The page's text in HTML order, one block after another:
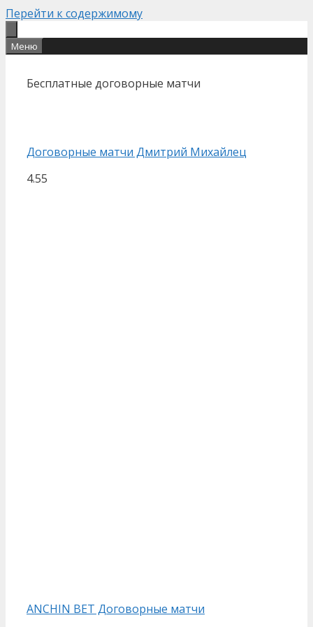
Перейти к содержимому
Меню
Бесплатные договорные матчи
Договорные матчи Дмитрий Михайлец
4.55
ANCHIN BET Договорные матчи